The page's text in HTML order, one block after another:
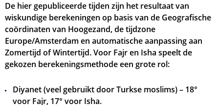
De hier gepubliceerde tijden zijn het resultaat van
wiskundige berekeningen op basis van de Geografische
coördinaten van Hoogezand, de tijdzone
Europe/Amsterdam en automatische aanpassing aan
Zomertijd of Wintertijd. Voor Fajr en Isha speelt de
gekozen berekeningsmethode een grote rol:
Diyanet (veel gebruikt door Turkse moslims) – 18°
voor Fajr, 17° voor Isha.